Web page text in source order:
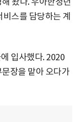
스를 담당하는 계
입사했다. 2020
장을 맡아 오다가